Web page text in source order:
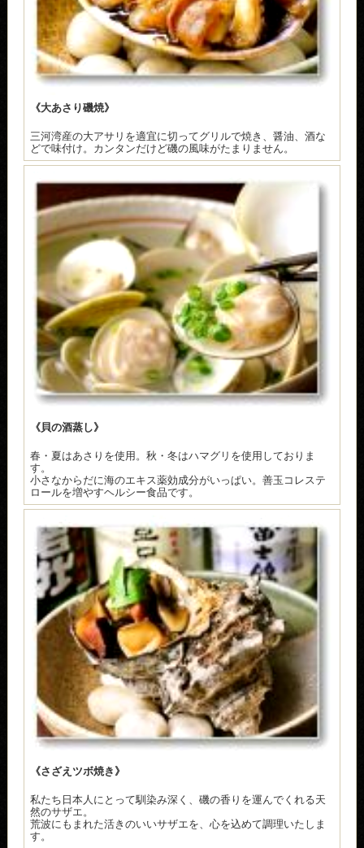
《大あさり磯焼》
三河湾産の大アサリを適宜に切ってグリルで焼き、醤油、酒な
どで味付け。カンタンだけど磯の風味がたまりません。
《貝の酒蒸し》
春・夏はあさりを使用。秋・冬はハマグリを使用しておりま
す。
小さなからだに海のエキス薬効成分がいっぱい。善玉コレステ
ロールを増やすヘルシー食品です。
《さざえツボ焼き》
私たち日本人にとって馴染み深く、磯の香りを運んでくれる天
然のサザエ。
荒波にもまれた活きのいいサザエを、心を込めて調理いたしま
す。